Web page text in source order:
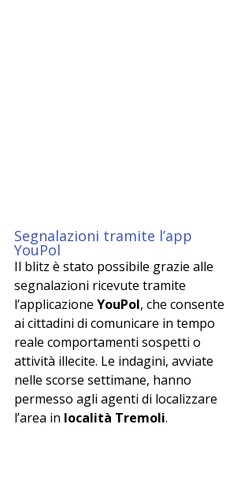
Segnalazioni tramite l’app
YouPol
Il blitz è stato possibile grazie alle
segnalazioni ricevute tramite
l’applicazione YouPol, che consente
ai cittadini di comunicare in tempo
reale comportamenti sospetti o
attività illecite. Le indagini, avviate
nelle scorse settimane, hanno
permesso agli agenti di localizzare
l’area in località Tremoli.